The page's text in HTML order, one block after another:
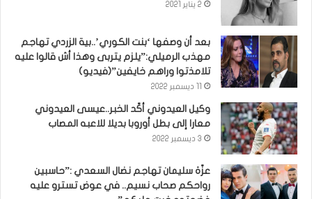
2 يناير 2021
بعد أن وصفها ‘بنت الكوري’..بية الزردي تهاجم
مهذب الرميلي:”يلزم يتربى وهذا أش قالوا عليه
تلامذتوا وراهم خايفين”(فيديو)
وكيل العيدوني أكّد الخبر..عيسى العيدوني
معارا إلى بطل أوروبا بديلا للاعبه المصاب
3 ديسمبر 2022
عزّة سليمان تهاجم نضال السعدي :”حاسبين
رواحكم صحاب نسيم.. في عوض تسترو عليه